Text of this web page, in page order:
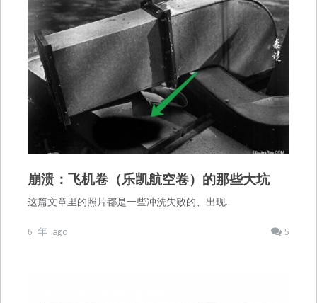
崩溃：飞机卷（乐凯航空卷）的那些大坑
这篇文章里的照片都是一些冲洗失败的、出现…
5
6 年 ago